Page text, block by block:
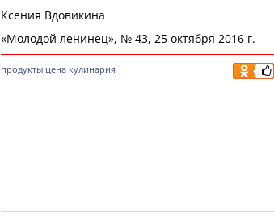
Ксения Вдовикина
«Молодой ленинец», № 43, 25 октября 2016 г.
продукты цена кулинария